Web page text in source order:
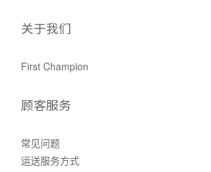
关于我们
First Champion
顾客服务
常见问题
运送服务方式